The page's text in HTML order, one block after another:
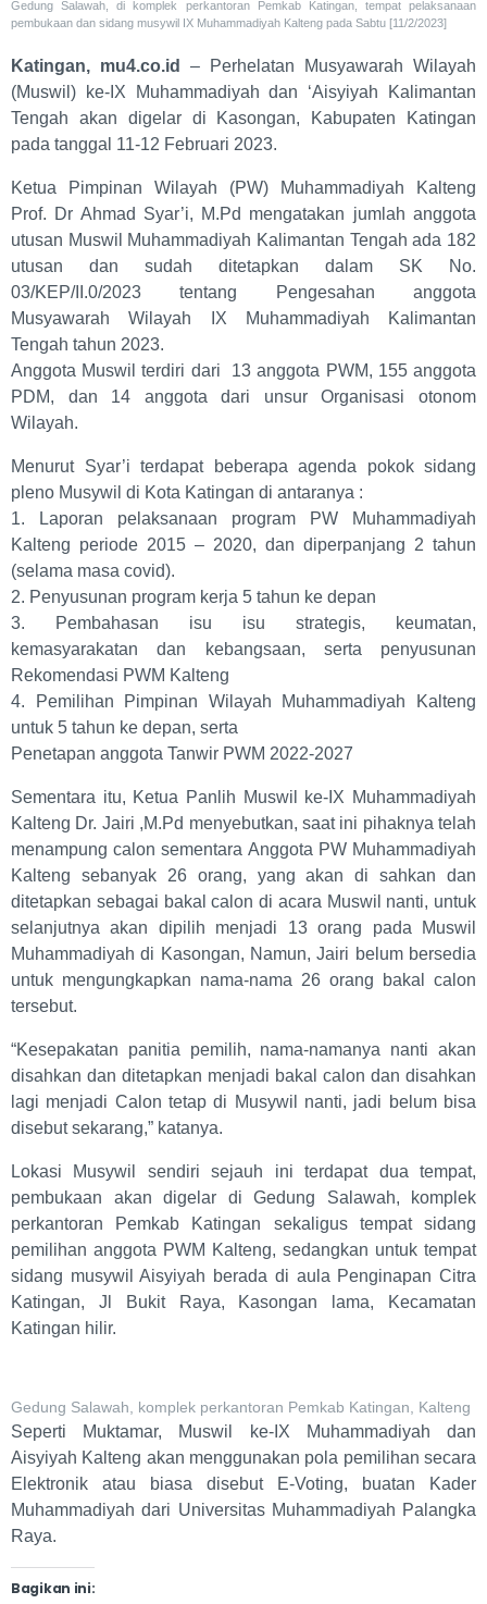
Gedung Salawah, di komplek perkantoran Pemkab Katingan, tempat pelaksanaan
pembukaan dan sidang musywil IX Muhammadiyah Kalteng pada Sabtu [11/2/2023]
Katingan, mu4.co.id
– Perhelatan Musyawarah Wilayah
(Muswil) ke-IX Muhammadiyah dan ‘Aisyiyah Kalimantan
Tengah akan digelar di Kasongan, Kabupaten Katingan
pada tanggal 11-12 Februari 2023.
Ketua Pimpinan Wilayah (PW) Muhammadiyah Kalteng
Prof. Dr Ahmad Syar’i, M.Pd mengatakan jumlah anggota
utusan Muswil Muhammadiyah Kalimantan Tengah ada 182
utusan dan sudah ditetapkan dalam SK No.
03/KEP/II.0/2023 tentang Pengesahan anggota
Musyawarah Wilayah IX Muhammadiyah Kalimantan
Tengah tahun 2023.
Anggota Muswil terdiri dari 13 anggota PWM, 155 anggota
PDM, dan 14 anggota dari unsur Organisasi otonom
Wilayah.
Menurut Syar’i terdapat beberapa agenda pokok sidang
pleno Musywil di Kota Katingan di antaranya :
1. Laporan pelaksanaan program PW Muhammadiyah
Kalteng periode 2015 – 2020, dan diperpanjang 2 tahun
(selama masa covid).
2. Penyusunan program kerja 5 tahun ke depan
3. Pembahasan isu isu strategis, keumatan,
kemasyarakatan dan kebangsaan, serta penyusunan
Rekomendasi PWM Kalteng
4. Pemilihan Pimpinan Wilayah Muhammadiyah Kalteng
untuk 5 tahun ke depan, serta
Penetapan anggota Tanwir PWM 2022-2027
Sementara itu, Ketua Panlih Muswil ke-IX Muhammadiyah
Kalteng Dr. Jairi ,M.Pd menyebutkan, saat ini pihaknya telah
menampung calon sementara Anggota PW Muhammadiyah
Kalteng sebanyak 26 orang, yang akan di sahkan dan
ditetapkan sebagai bakal calon di acara Muswil nanti, untuk
selanjutnya akan dipilih menjadi 13 orang pada Muswil
Muhammadiyah di Kasongan, Namun, Jairi belum bersedia
untuk mengungkapkan nama-nama 26 orang bakal calon
tersebut.
“Kesepakatan panitia pemilih, nama-namanya nanti akan
disahkan dan ditetapkan menjadi bakal calon dan disahkan
lagi menjadi Calon tetap di Musywil nanti, jadi belum bisa
disebut sekarang,” katanya.
Lokasi Musywil sendiri sejauh ini terdapat dua tempat,
pembukaan akan digelar di Gedung Salawah, komplek
perkantoran Pemkab Katingan sekaligus tempat sidang
pemilihan anggota PWM Kalteng, sedangkan untuk tempat
sidang musywil Aisyiyah berada di aula Penginapan Citra
Katingan, Jl Bukit Raya, Kasongan lama, Kecamatan
Katingan hilir.
Gedung Salawah, komplek perkantoran Pemkab Katingan, Kalteng
Seperti Muktamar, Muswil ke-IX Muhammadiyah dan
Aisyiyah Kalteng akan menggunakan pola pemilihan secara
Elektronik atau biasa disebut E-Voting, buatan Kader
Muhammadiyah dari Universitas Muhammadiyah Palangka
Raya.
Bagikan ini: